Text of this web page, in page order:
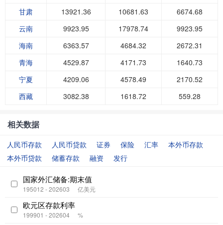
甘肃
13921.36 10681.63
6674.68
云南
9923.95 17978.74
9923.95
海南
6363.57 4684.32
2672.31
青海
4529.87 4171.73
1640.73
宁夏
4209.06 4578.49
2170.52
西藏
3082.38 1618.72 559.28
相关数据
人民币存款 人民币贷款 证券 保险 汇率
本外币存款
本外币贷款
储蓄存款 融资 发行
国家外汇储备:期末值
195012 - 202603 亿美元
欧元区存款利率
199901 - 202604 %